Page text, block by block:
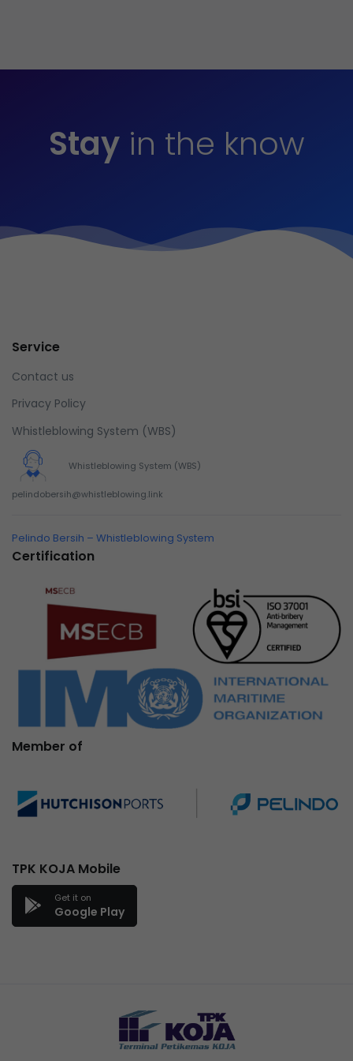
Stayin the know
Service
Contact us
Privacy Policy
Whistleblowing System (WBS)
Whistleblowing System (WBS)
pelindobersih@whistleblowing.link
Pelindo Bersih – Whistleblowing System
Certification
Member of
TPK KOJA Mobile
Get it on
Google Play